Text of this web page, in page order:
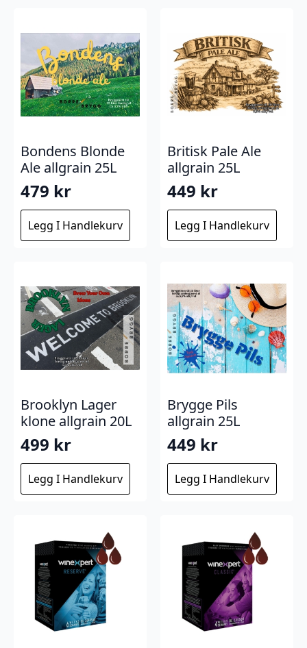
Bondens Blonde
Ale allgrain 25L
479 kr
Legg I Handlekurv
Britisk Pale Ale
allgrain 25L
449 kr
Legg I Handlekurv
Brooklyn Lager
klone allgrain 20L
499 kr
Legg I Handlekurv
Brygge Pils
allgrain 25L
449 kr
Legg I Handlekurv